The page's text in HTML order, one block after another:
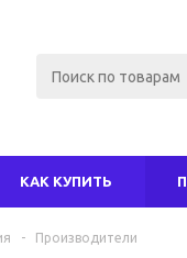
КАК КУПИТЬ
- Производители